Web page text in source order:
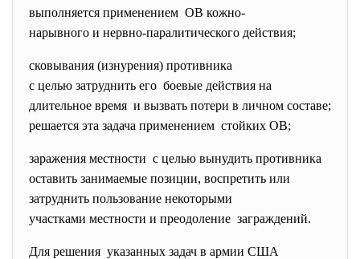
выполняется применением ОВ кожно-
нарывного и нервно-паралитического действия;
сковывания (изнурения) противника
с целью затруднить его боевые действия на
длительное время и вызвать потери в личном составе;
решается эта задача применением стойких ОВ;
заражения местности с целью вынудить противника
оставить занимаемые позиции, воспретить или
затруднить пользование некоторыми
участками местности и преодоление заграждений.
Для решения указанных задач в армии США